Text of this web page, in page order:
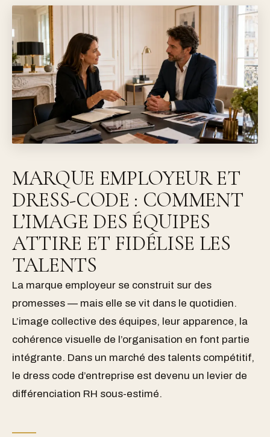
MARQUE EMPLOYEUR ET
DRESS-CODE : COMMENT
L’IMAGE DES ÉQUIPES
ATTIRE ET FIDÉLISE LES
TALENTS
La marque employeur se construit sur des
promesses — mais elle se vit dans le quotidien.
L’image collective des équipes, leur apparence, la
cohérence visuelle de l’organisation en font partie
intégrante. Dans un marché des talents compétitif,
le dress code d’entreprise est devenu un levier de
différenciation RH sous-estimé.